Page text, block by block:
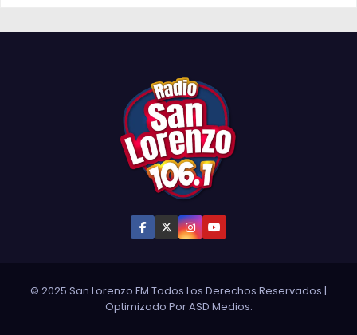
© 2025 San Lorenzo FM Todos Los Derechos Reservados |
Optimizado PorASD Medios.